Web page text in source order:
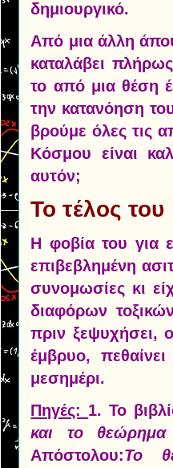
δημιουργικό.
Από μια άλλη
καταλάβει
το από μια θέση
την κατανόηση
βρούμε όλες τις
Κόσμου είναι
αυτόν;
Το τέλος του
Η φοβία του για
επιβεβλημένη
συνομωσίες κι
διαφόρων
πριν ξεψυχήσει,
έμβρυο,
μεσημέρι.
Πηγές: 1. Το
και το
Απόστολου:Το